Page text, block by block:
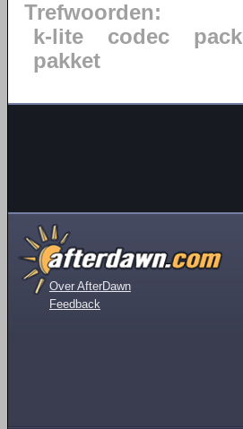
Trefwoorden:
k-lite
codec pack
pakket
Over AfterDawn
Feedback